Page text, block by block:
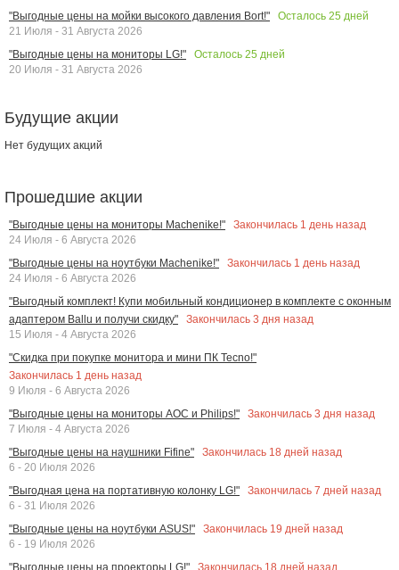
"Выгодные цены на мойки высокого давления Bort!"
Осталось 25 дней
21 Июля - 31 Августа 2026
"Выгодные цены на мониторы LG!"
Осталось 25 дней
20 Июля - 31 Августа 2026
Будущие акции
Нет будущих акций
Прошедшие акции
"Выгодные цены на мониторы Machenike!" Закончилась 1 день назад
24 Июля - 6 Августа 2026
"Выгодные цены на ноутбуки Machenike!"
Закончилась 1 день назад
24 Июля - 6 Августа 2026
"Выгодный комплект! Купи мобильный кондиционер в комплекте с оконным
адаптером Ballu и получи скидку"
Закончилась 3 дня назад
15 Июля - 4 Августа 2026
"Скидка при покупке монитора и мини ПК Tecno!"
Закончилась 1 день назад
9 Июля - 6 Августа 2026
"Выгодные цены на мониторы AOC и Philips!"
Закончилась 3 дня назад
7 Июля - 4 Августа 2026
"Выгодные цены на наушники Fifine"
Закончилась 18 дней назад
6 - 20 Июля 2026
"Выгодная цена на портативную колонку LG!"
Закончилась 7 дней назад
6 - 31 Июля 2026
"Выгодные цены на ноутбуки ASUS!"
Закончилась 19 дней назад
6 - 19 Июля 2026
"Выгодные цены на проекторы LG!"
Закончилась 18 дней назад